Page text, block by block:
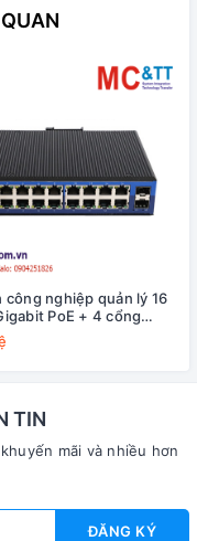
công nghiệp quản lý 16
PoE + 4 cổng
SFP USR-ISG416P-SFP
TIN
mãi và nhiều hơn
ĐĂNG KÝ